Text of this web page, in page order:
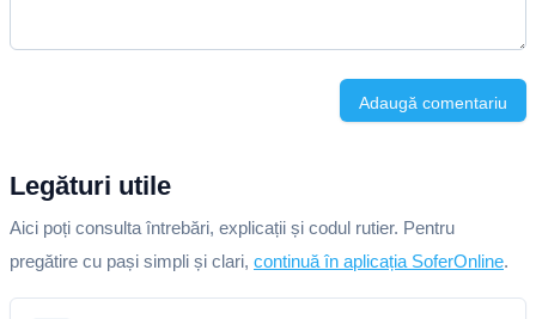
Adaugă comentariu
Legături utile
Aici poți consulta întrebări, explicații și codul rutier. Pentru
pregătire cu pași simpli și clari, continuă în aplicația SoferOnline.